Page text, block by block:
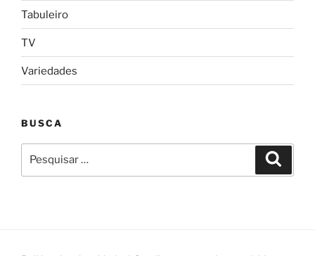
Tabuleiro
TV
Variedades
BUSCA
por: